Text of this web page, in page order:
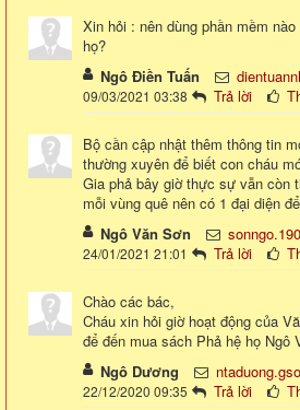
Xin hỏi : nên dùng phần mềm
họ?
Ngô Điền Tuấn
09/03/2021 03:38 Trả lời
Bộ cần cập nhật thêm thông tin
thường xuyên để biết con cháu
Gia phả bây giờ thực sự vẫn còn
mỗi vùng quê nên có 1 đại diện
Ngô Văn Sơn
24/01/2021 21:01 Trả lời
Chào các bác,
Cháu xin hỏi giờ hoạt động của
để đến mua sách Phả hệ họ Ngô
Ngô Dương
22/12/2020 09:35 Trả lời